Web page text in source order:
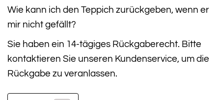
Wie kann ich den Teppich zurückgeben, wenn er
mir nicht gefällt?
Sie haben ein 14-tägiges Rückgaberecht. Bitte
kontaktieren Sie unseren Kundenservice, um die
Rückgabe zu veranlassen.